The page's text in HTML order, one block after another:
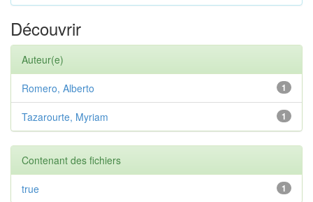
Découvrir
Auteur(e)
1
Romero, Alberto
1
Tazarourte, Myriam
Contenant des fichiers
1
true